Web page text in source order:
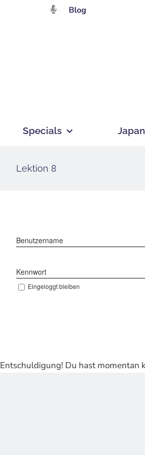
Blog
Specials
Lektion 8
Benutzername
Kennwort
Eingeloggt bleiben
Entschuldigung! Du hast momentan